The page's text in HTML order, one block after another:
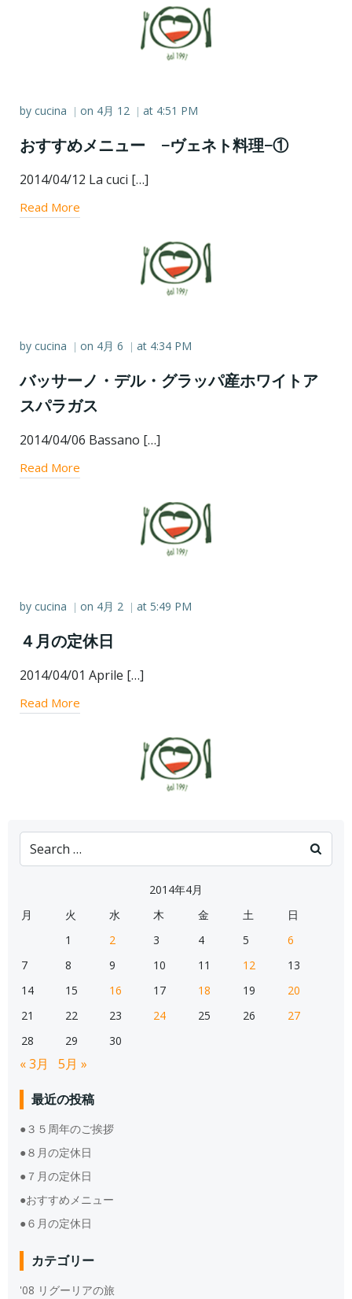
by cucina | on 4月 12 | at 4:51 PM
おすすめメニュー −ヴェネト料理−①
2014/04/12 La cuci […]
Read More
by cucina | on 4月 6 | at 4:34 PM
バッサーノ・デル・グラッパ産ホワイトア
スパラガス
2014/04/06 Bassano […]
Read More
by cucina | on 4月 2 | at 5:49 PM
４月の定休日
2014/04/01 Aprile […]
Read More
Search
for:
2014年4月
月
火 水 木 金 土
日
1
2 3 4 5
6
7
8 9 10 11 12
13
14
15 16 17 18 19
20
21
22 23 24 25 26
27
28
29 30
« 3月 5月 »
最近の投稿
●３５周年のご挨拶
●８月の定休日
●７月の定休日
●おすすめメニュー
●６月の定休日
カテゴリー
'08 リグーリアの旅